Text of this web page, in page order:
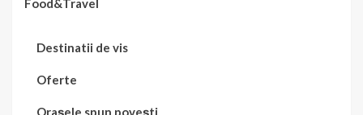
Food&Travel
Destinatii de vis
Oferte
Orașele spun povești